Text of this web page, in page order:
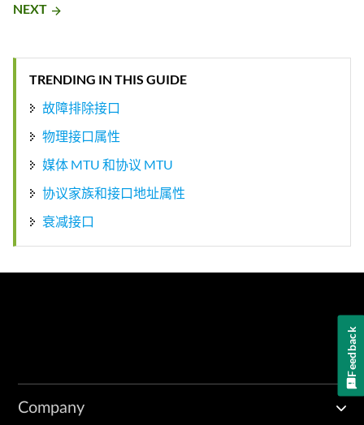
NEXT arrow_forward
TRENDING IN THIS GUIDE
故障排除接口
物理接口属性
媒体 MTU 和协议 MTU
协议家族和接口地址属性
衰减接口
Company
Feedback